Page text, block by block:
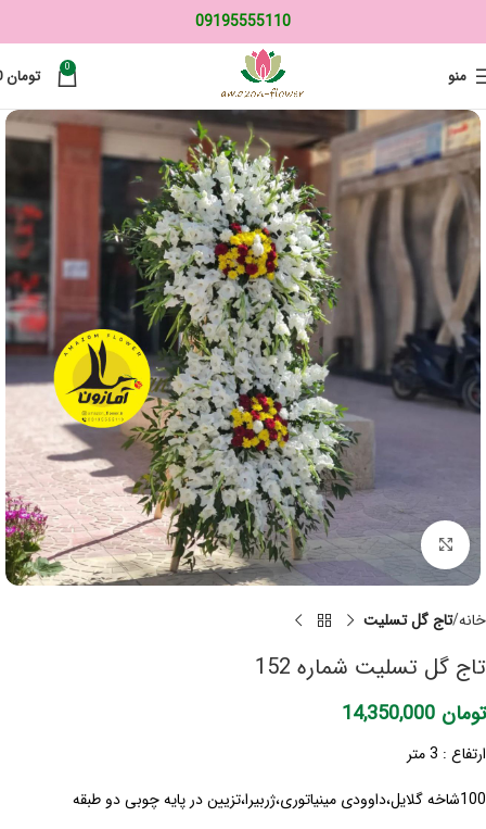
09195555110
منو 0 تومان0
برای بزرگنمایی کلیک کنید
خانه تاج گل تسلیت
تاج گل تسلیت شماره 152
تومان
ارتفاع : 3 متر
100شاخه گلایل،داوودی مینیاتوری،ژربیرا،تزیین در پایه چوبی دو طبقه